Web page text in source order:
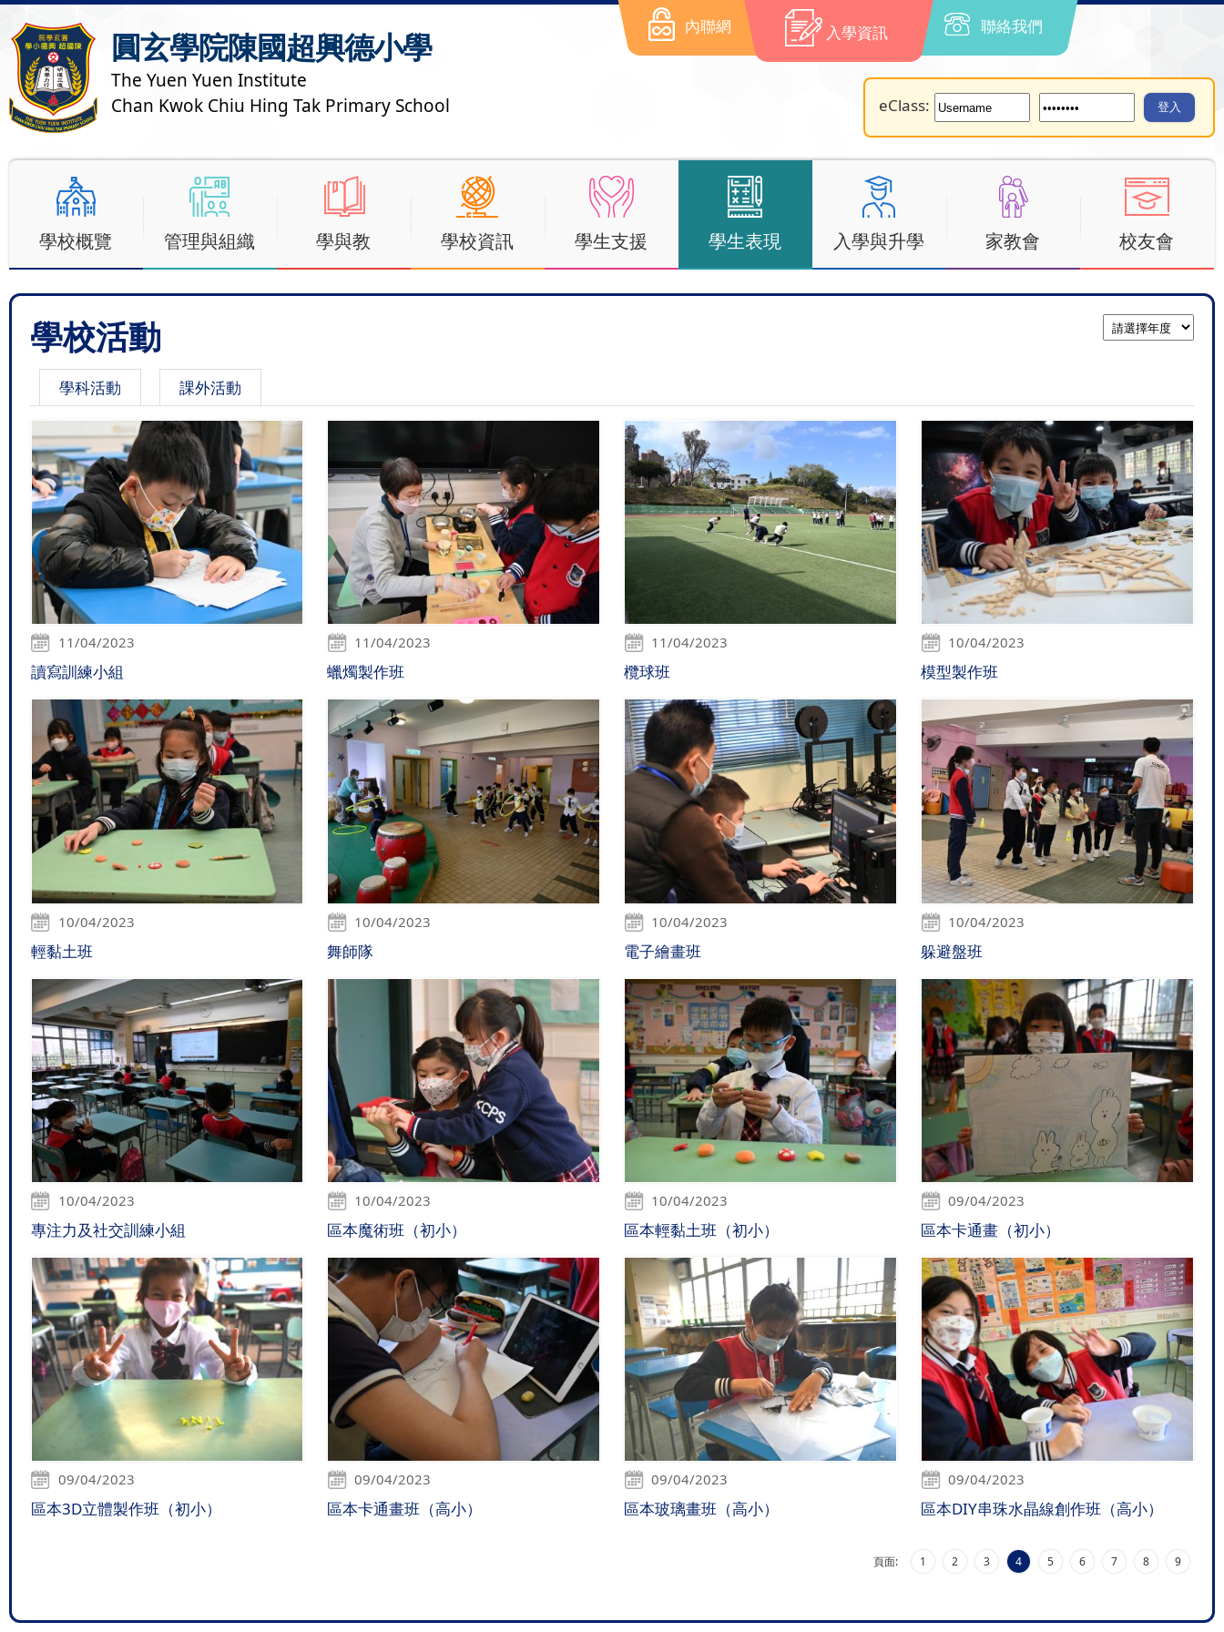
圓玄學院陳國超興德小學
The Yuen Yuen Institute
Chan Kwok Chiu Hing Tak Primary School
內聯網 入學資訊 聯絡我們
eClass:
學校概覽 管理與組織 學與教 學校資訊 學生支援 學生表現 入學與升學 家教會 校友會
學校活動
學科活動 課外活動
11/04/2023
讀寫訓練小組
11/04/2023
蠟燭製作班
11/04/2023
欖球班
10/04/2023
模型製作班
10/04/2023
輕黏土班
10/04/2023
舞師隊
10/04/2023
電子繪畫班
10/04/2023
躲避盤班
10/04/2023
專注力及社交訓練小組
10/04/2023
區本魔術班（初小）
10/04/2023
區本輕黏土班（初小）
09/04/2023
區本卡通畫（初小）
09/04/2023
區本3D立體製作班（初小）
09/04/2023
區本卡通畫班（高小）
09/04/2023
區本玻璃畫班（高小）
09/04/2023
區本DIY串珠水晶線創作班（高小）
頁面: 1 2 3 4 5 6 7 8 9